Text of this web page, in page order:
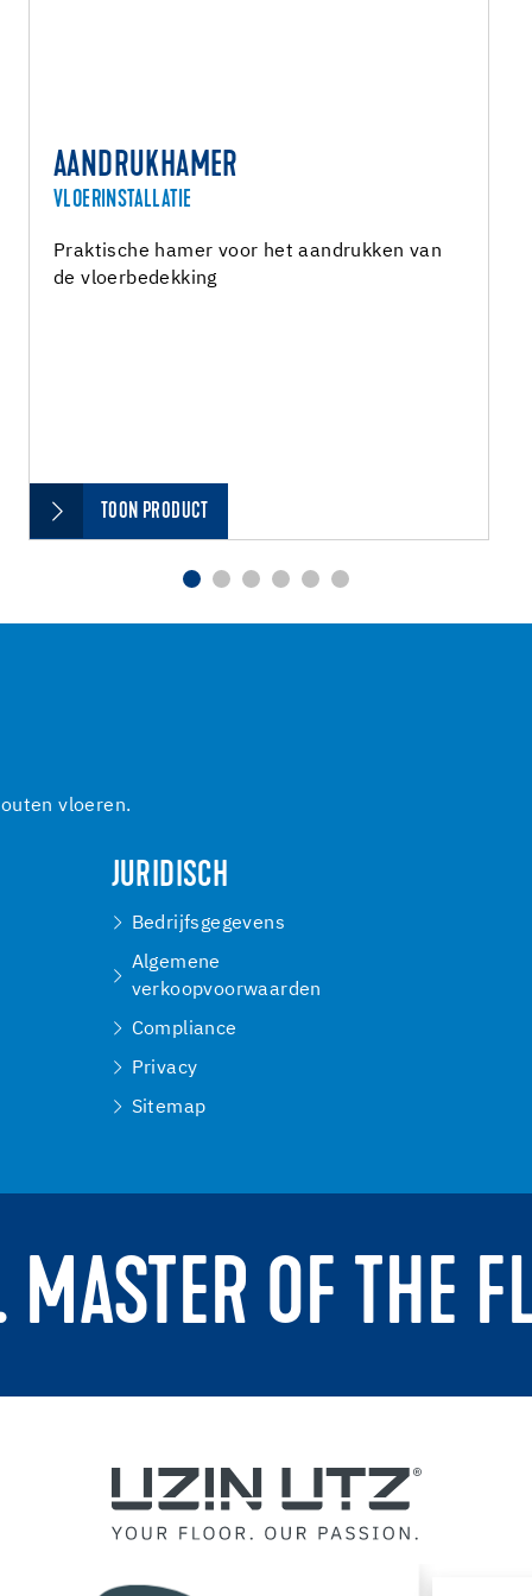
AANDRUKHAMER
VLOERINSTALLATIE
Praktische hamer voor het aandrukken van
de vloerbedekking
TOON PRODUCT
vloeren.
JURIDISCH
Bedrijfsgegevens
Algemene
verkoopvoorwaarden
Compliance
Privacy
Sitemap
OF THE